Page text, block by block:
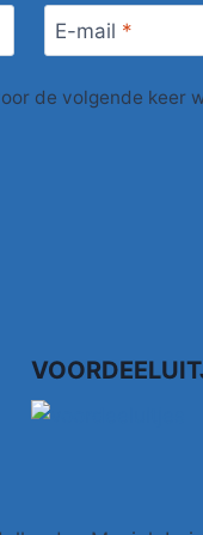
E-mail *
de volgende keer